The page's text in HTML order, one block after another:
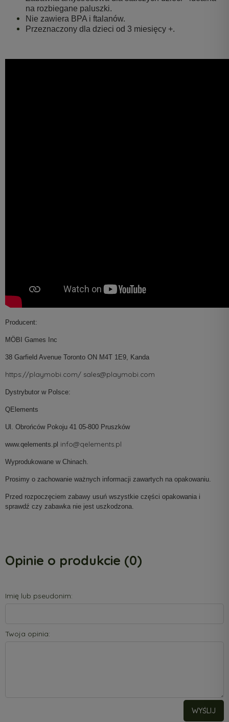
na rozbiegane paluszki.
Nie zawiera BPA i ftalanów.
Przeznaczony dla dzieci od 3 miesięcy +.
Producent:
MÖBI Games Inc
38 Garfield Avenue Toronto ON M4T 1E9, Kanda
https://playmobi.com/ sales@playmobi.com
Dystrybutor w Polsce:
QElements
Ul. Obrońców Pokoju 41 05-800 Pruszków
www.qelements.pl info@qelements.pl
Wyprodukowane w Chinach.
Prosimy o zachowanie ważnych informacji zawartych na opakowaniu.
Przed rozpoczęciem zabawy usuń wszystkie części opakowania i
sprawdź czy zabawka nie jest uszkodzona.
Opinie o produkcie (0)
Imię lub pseudonim:
Twoja opinia:
WYŚLIJ